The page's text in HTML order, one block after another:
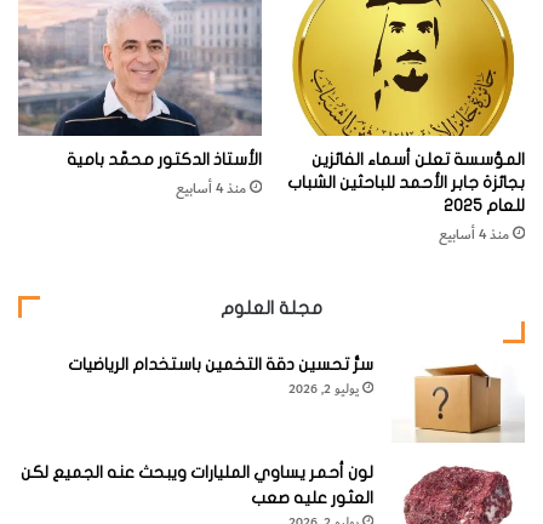
الشباب، وتشجيعهم على الإبداع والتميز في مجالات البحث
العلمي المختلفة.
website_taqadom
العدد أكتوبر - ديسمبر 2025
جائزة جابر الأحمد للباحثين الشباب
جوائز
ي
ت
ف
ي
ت
ه
ا
المؤسسة تعلن أسماء الفائزين
بجائزة جابر الأحمد للباحثين الشباب
للعام 2025
منذ 4 أسابيع
الأستاذ الدكتور محمّد بامية
منذ 4 أسابيع
مجلة العلوم
سرُّ تحسين دقة التخمين باستخدام الرياضيات
يوليو 2, 2026
لون أحمر يساوي المليارات ويبحث عنه الجميع لكن
العثور عليه صعب